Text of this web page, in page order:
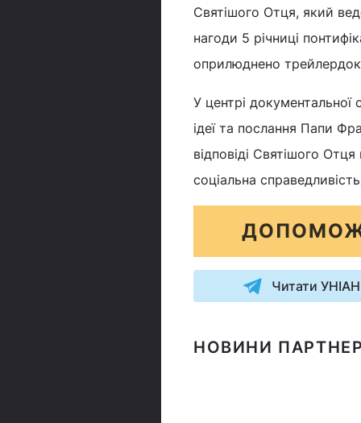
Святішого Отця, який
нагоди 5 річниці
оприлюднено
У центрі документальної
ідеї та послання Папи
відповіді Святішого
соціальна
Читати
НОВИНИ